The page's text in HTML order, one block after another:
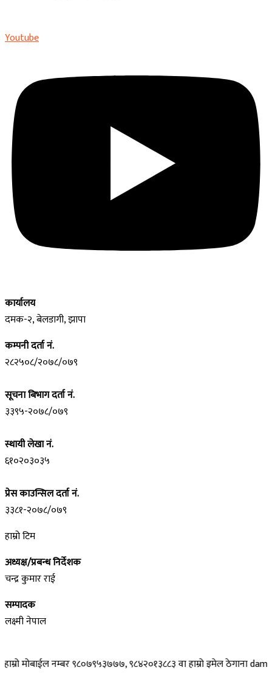
Youtube
कार्यालय
दमक-२, बेलडागी, झापा
कम्पनी दर्ता नं.
२८२५०८/२०७८/०७९
सूचना बिभाग दर्ता नं.
३३९५-२०७८/०७९
स्थायी लेखा नं.
६१०२०३०३५
प्रेस काउन्सिल दर्ता नं.
३३८१-२०७८/०७९
हाम्रो टिम
अध्यक्ष/प्रबन्ध निर्देशक
चन्द्र कुमार राई
सम्पादक
लक्ष्मी नेपाल
मोबाईल नम्बर ९८०७९५३७७७, ९८४२०१३८८३ वा हाम्रो इमेल ठेगाना